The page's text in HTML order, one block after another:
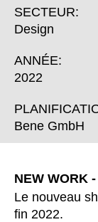
Bulgaria
Canada
Corée du
Côte
Danemark
France (FR)
Ghana
SECTEUR:
Design
ANNÉE:
2022
Bene GmbH
NEW WORK
Le nouveau
fin 2022.